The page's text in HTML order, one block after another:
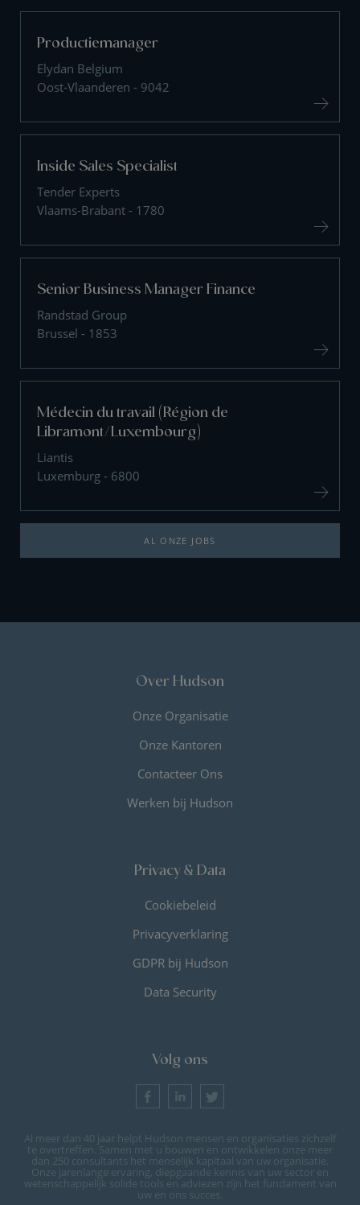
Productiemanager
Elydan Belgium
Oost-Vlaanderen - 9042
Inside Sales Specialist
Tender Experts
Vlaams-Brabant - 1780
Senior Business Manager Finance
Randstad Group
Brussel - 1853
Médecin du travail (Région de
Libramont/Luxembourg)
Liantis
Luxemburg - 6800
AL ONZE JOBS
Over Hudson
Onze Organisatie
Onze Kantoren
Contacteer Ons
Werken bij Hudson
Privacy & Data
Cookiebeleid
Privacyverklaring
GDPR bij Hudson
Data Security
Volg ons
Al meer dan 40 jaar helpt Hudson mensen en organisaties zichzelf
te overtreffen. Samen met u bouwen en ontwikkelen onze meer
dan 250 consultants het menselijk kapitaal van uw organisatie.
Onze jarenlange ervaring, diepgaande kennis van uw sector en
wetenschappelijk solide tools en adviezen zijn het fundament van
uw en ons succes.